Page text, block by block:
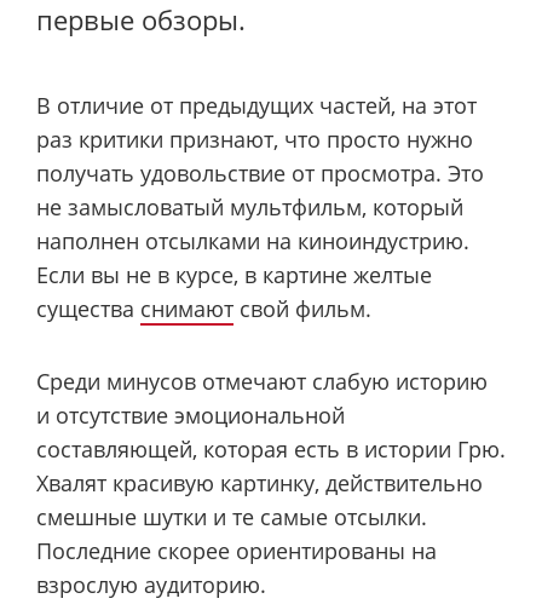
первые обзоры.
В отличие от предыдущих частей, на этот
раз критики признают, что просто нужно
получать удовольствие от просмотра. Это
не замысловатый мультфильм, который
наполнен отсылками на киноиндустрию.
Если вы не в курсе, в картине желтые
существа снимают свой фильм.
Среди минусов отмечают слабую историю
и отсутствие эмоциональной
составляющей, которая есть в истории Грю.
Хвалят красивую картинку, действительно
смешные шутки и те самые отсылки.
Последние скорее ориентированы на
взрослую аудиторию.